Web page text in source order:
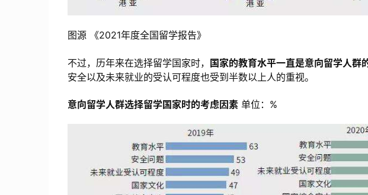
图源 《2021年度全国留学报告》
不过，历年来在选择留学国家时， 国家的教育水平一直是意向留学人群
安全以及未来就业的受认可程度也受到半数以上人的重视。
意向留学人群选择留学国家时的考虑因素 单位：%